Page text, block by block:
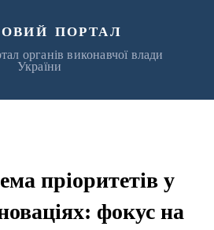
портал
органів виконавчої влади
України
пріоритетів у
фокус на